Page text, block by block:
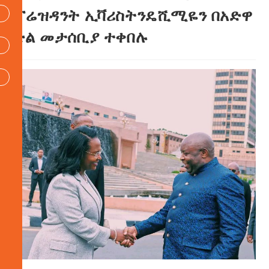
ፕሬዝዳንት ኢቫሪስትንዴሺሚዬን በአድዋ
ድል መታሰቢያ ተቀበሉ